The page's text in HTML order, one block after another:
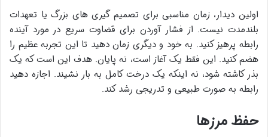
اولین دیدار، زمان مناسبی برای تصمیم گیری های بزرگ یا تعهدات
بلندمدت نیست. از فشار آوردن برای قضاوت سریع در مورد آینده
رابطه پرهیز کنید. به خود و دیگری زمان دهید تا این تجربه عظیم را
هضم کنید. این فقط یک آغاز است، نه پایان. هدف این است که یک
بذر کاشته شود، نه اینکه یک درخت کامل به بار نشیند. اجازه دهید
رابطه به صورت طبیعی و تدریجی رشد کند.
حفظ مرزها